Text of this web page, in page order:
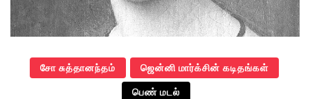
சோ சுத்தானந்தம் ஜென்னி மார்க்சின் கடிதங்கள்
பெண் மடல்